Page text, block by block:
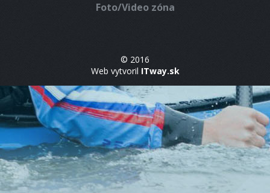
Foto/Video zóna
© 2016
Web vytvoril ITway.sk